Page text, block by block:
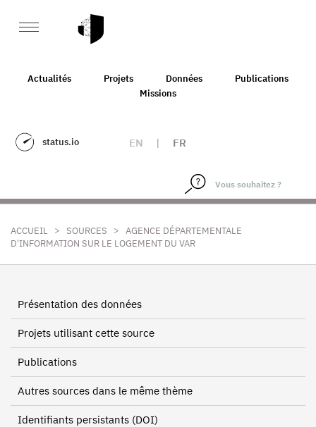
Actualités Projets Données
Publications
Missions
status.io EN | FR
ACCUEIL > SOURCES > AGENCE DÉPARTEMENTALE
D'INFORMATION SUR LE LOGEMENT DU VAR
Présentation des données
Projets utilisant cette source
Publications
Autres sources dans le même thème
Identifiants persistants (DOI)